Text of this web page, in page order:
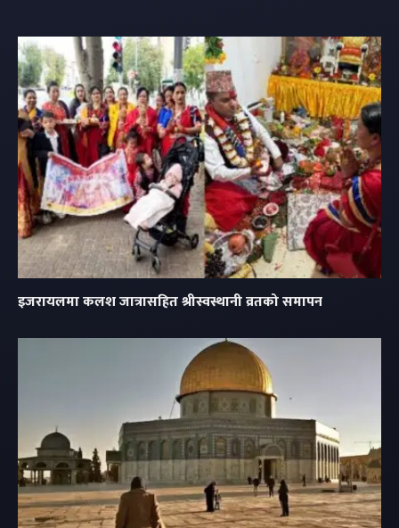
इजरायलमा कलश जात्रासहित श्रीस्वस्थानी व्रतको समापन